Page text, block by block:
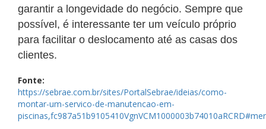
garantir a longevidade do negócio. Sempre que
possível, é interessante ter um veículo próprio
para facilitar o deslocamento até as casas dos
clientes.
Fonte:
https://sebrae.com.br/sites/PortalSebrae/ideias/como-
montar-um-servico-de-manutencao-em-